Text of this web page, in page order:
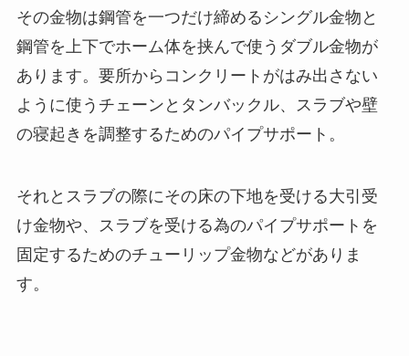
その金物は鋼管を一つだけ締めるシングル金物と
鋼管を上下でホーム体を挟んで使うダブル金物が
あります。要所からコンクリートがはみ出さない
ように使うチェーンとタンバックル、スラブや壁
の寝起きを調整するためのパイプサポート。
それとスラブの際にその床の下地を受ける大引受
け金物や、スラブを受ける為のパイプサポートを
固定するためのチューリップ金物などがありま
す。